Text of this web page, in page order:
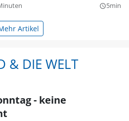
query_builder5min
Artikel
& DIE WELT
- keine